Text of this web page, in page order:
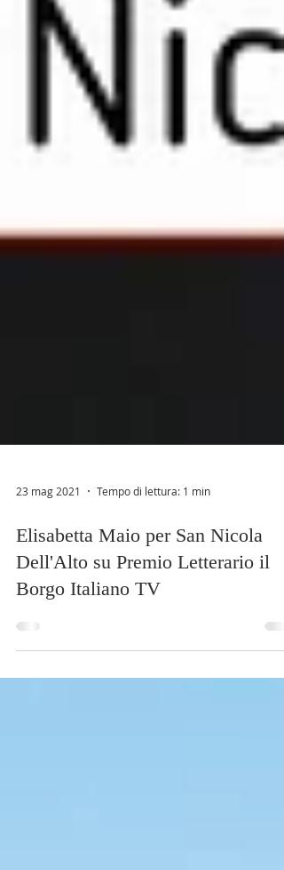
23 mag 2021 Tempo di lettura: 1 min
Elisabetta Maio per San Nicola
Dell'Alto su Premio Letterario il
Borgo Italiano TV